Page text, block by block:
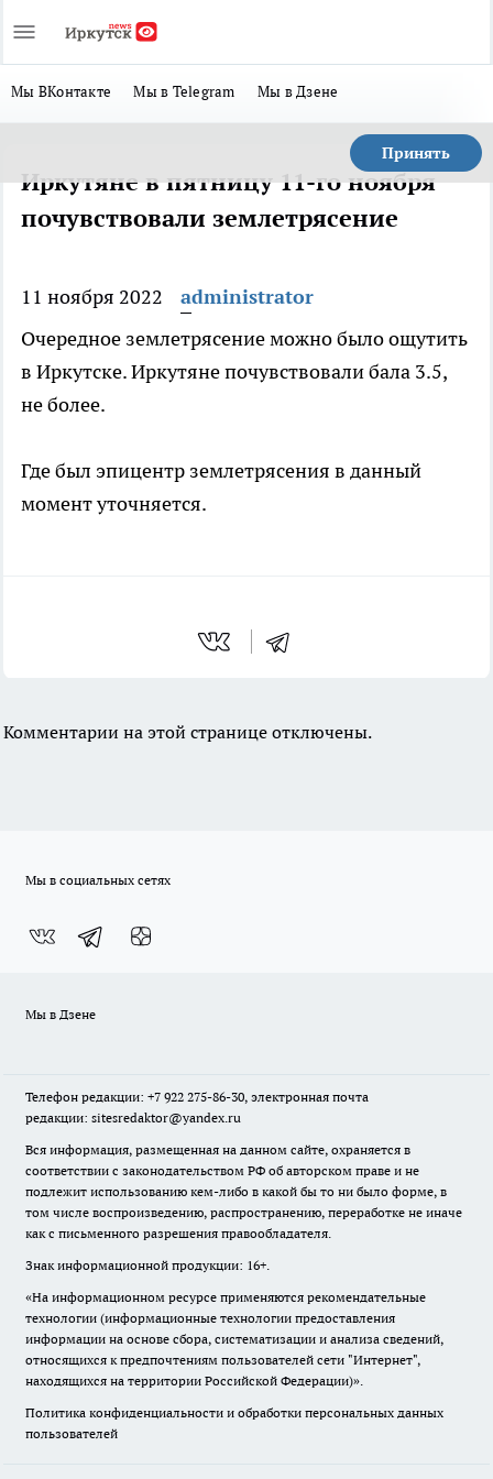
Мы ВКонтакте Мы в Telegram Мы в Дзене
Принять
Иркутяне в пятницу 11-го ноября
почувствовали землетрясение
11 ноября 2022
administrator
Очередное землетрясение можно было ощутить
в Иркутске. Иркутяне почувствовали бала 3.5,
не более.
Где был эпицентр землетрясения в данный
момент уточняется.
Комментарии на этой странице отключены.
Мы в социальных сетях
Мы в Дзене
Телефон редакции: +7 922 275-86-30, электронная почта
редакции: sitesredaktor@yandex.ru
Вся информация, размещенная на данном сайте, охраняется в
соответствии с законодательством РФ об авторском праве и не
подлежит использованию кем-либо в какой бы то ни было форме, в
том числе воспроизведению, распространению, переработке не иначе
как с письменного разрешения правообладателя.
Знак информационной продукции: 16+.
«На информационном ресурсе применяются рекомендательные
технологии (информационные технологии предоставления
информации на основе сбора, систематизации и анализа сведений,
относящихся к предпочтениям пользователей сети "Интернет",
находящихся на территории Российской Федерации)».
Политика конфиденциальности и обработки персональных данных
пользователей